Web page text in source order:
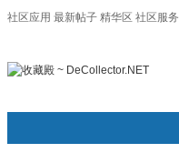
社区应用 最新帖子 精华区 社区服务